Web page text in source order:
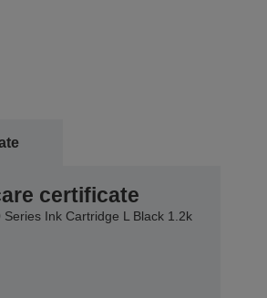
certificate
Series Ink Cartridge L Black 1.2k